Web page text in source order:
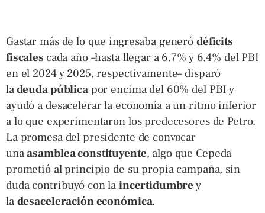
Gastar más de lo que ingresaba generó déficits
fiscales cada año –hasta llegar a 6,7% y 6,4% del PBI
en el 2024 y 2025, respectivamente– disparó
ladeuda públicapor encima del 60% del PBI y
ayudó a desacelerar la economía a un ritmo inferior
a lo que experimentaron los predecesores de Petro.
La promesa del presidente de convocar
unaasamblea constituyente, algo que Cepeda
prometió al principio de su propia campaña, sin
duda contribuyó con la incertidumbrey
la desaceleración económica.